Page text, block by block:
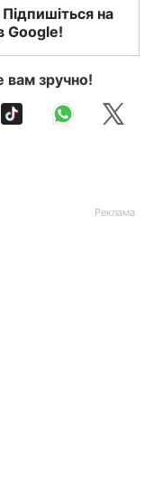
на
Google!
вам зручно!